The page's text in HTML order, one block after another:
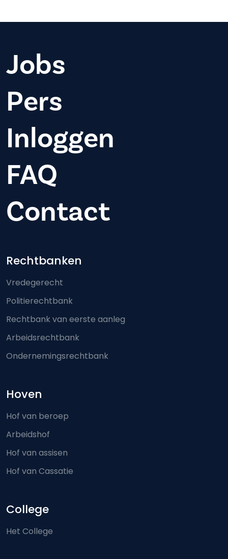
Jobs
Pers
Inloggen
FAQ
Contact
Footer-menu
Rechtbanken
Vredegerecht
Politierechtbank
Rechtbank van eerste aanleg
Arbeidsrechtbank
Ondernemingsrechtbank
Hoven
Hof van beroep
Arbeidshof
Hof van assisen
Hof van Cassatie
College
Het College